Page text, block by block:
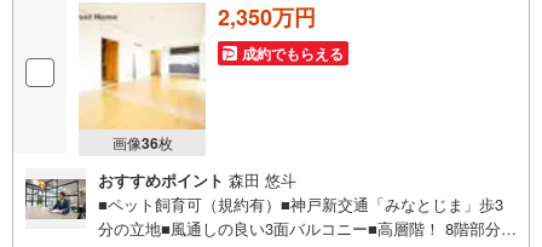
画像36枚
2,350万円
成約でもらえる
おすすめポイント 森田 悠斗
■ペット飼育可（規約有）■神戸新交通「みなとじま」歩3
分の立地■風通しの良い3面バルコニー■高層階！ 8階部分♪